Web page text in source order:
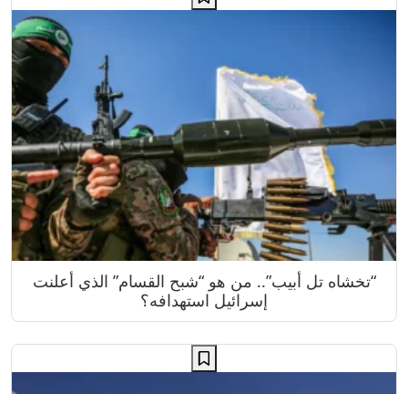
“تخشاه تل أبيب”.. من هو “شبح القسام” الذي أعلنت
إسرائيل استهدافه؟